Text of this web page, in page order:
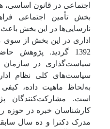
اجتماعی در قانون اساسی،
بخش تأمین اجتماعی
نارسایی‌ها در این بخش
اداری در این بخش از
1392 گردید.
سیاست‌گذاری در سازمان
سیاست‌های کلی نظام
به‌لحاظ ماهیت داده،
است. مشارکت‌کنندگان
کارشناسان خبره در حوزه
مدرک دکترا و ده سال سابقه